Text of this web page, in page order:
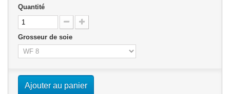
Quantité
Grosseur de soie
Ajouter au panier